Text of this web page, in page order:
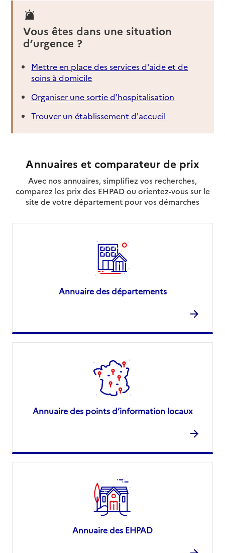
Vous êtes dans une situation
d’urgence ?
Mettre en place des services d'aide et de
soins à domicile
Organiser une sortie d'hospitalisation
Trouver un établissement d'accueil
Annuaires et comparateur de prix
Avec nos annuaires, simplifiez vos recherches,
comparez les prix des EHPAD ou orientez-vous sur le
site de votre département pour vos démarches
Annuaire des départements
Annuaire des points d’information locaux
Annuaire des EHPAD